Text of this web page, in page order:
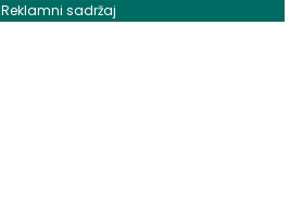
Reklamni sadržaj